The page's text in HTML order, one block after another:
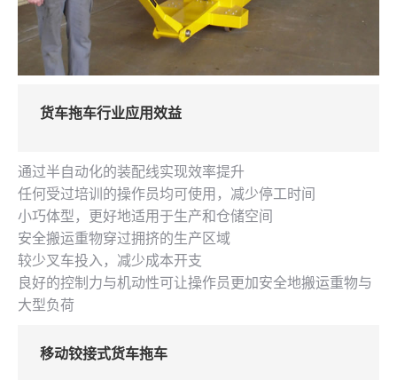
货车拖车行业应用效益
通过半自动化的装配线实现效率提升
任何受过培训的操作员均可使用，减少停工时间
小巧体型，更好地适用于生产和仓储空间
安全搬运重物穿过拥挤的生产区域
较少叉车投入，减少成本开支
良好的控制力与机动性可让操作员更加安全地搬运重物与
大型负荷
移动铰接式货车拖车